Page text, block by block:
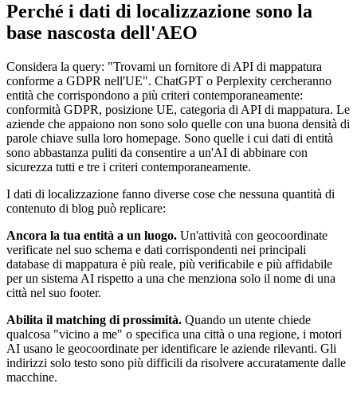
Perché i dati di localizzazione sono la
base nascosta dell'AEO
Considera la query: "Trovami un fornitore di API di mappatura
conforme a GDPR nell'UE". ChatGPT o Perplexity cercheranno
entità che corrispondono a più criteri contemporaneamente:
conformità GDPR, posizione UE, categoria di API di mappatura. Le
aziende che appaiono non sono solo quelle con una buona densità di
parole chiave sulla loro homepage. Sono quelle i cui dati di entità
sono abbastanza puliti da consentire a un'AI di abbinare con
sicurezza tutti e tre i criteri contemporaneamente.
I dati di localizzazione fanno diverse cose che nessuna quantità di
contenuto di blog può replicare:
Ancora la tua entità a un luogo. Un'attività con geocoordinate
verificate nel suo schema e dati corrispondenti nei principali
database di mappatura è più reale, più verificabile e più affidabile
per un sistema AI rispetto a una che menziona solo il nome di una
città nel suo footer.
Abilita il matching di prossimità. Quando un utente chiede
qualcosa "vicino a me" o specifica una città o una regione, i motori
AI usano le geocoordinate per identificare le aziende rilevanti. Gli
indirizzi solo testo sono più difficili da risolvere accuratamente dalle
macchine.